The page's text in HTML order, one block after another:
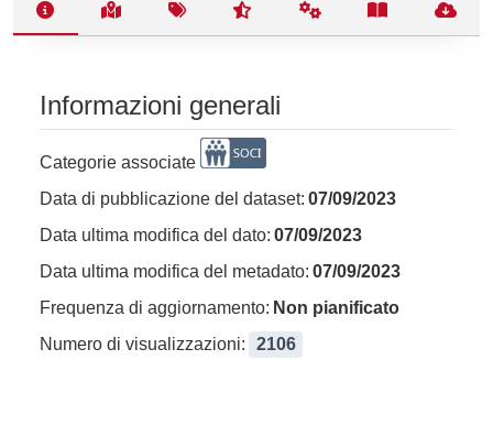
Informazioni generali
Categorie associate
Data di pubblicazione del dataset: 07/09/2023
Data ultima modifica del dato: 07/09/2023
Data ultima modifica del metadato: 07/09/2023
Frequenza di aggiornamento: Non pianificato
Numero di visualizzazioni:
2106